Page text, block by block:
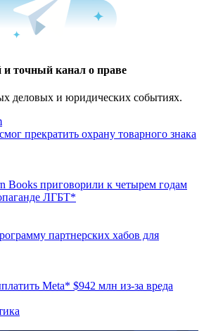
точный канал о праве
деловых и юридических событиях.
прекратить охрану товарного знака
Books приговорили к четырем годам
ЛГБТ*
партнерских хабов для
Meta* $942 млн из-за вреда